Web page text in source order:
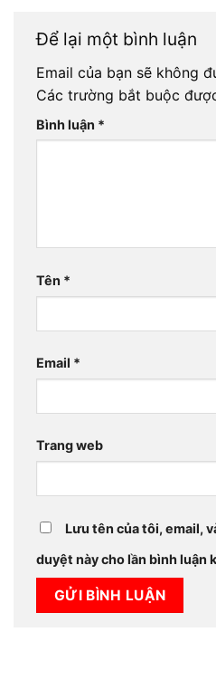
Để lại một bình luận
Email của bạn sẽ không
Các trường bắt buộc
Bình luận *
Tên *
Email *
Trang web
Lưu tên của tôi, email,
duyệt này cho lần bình luận